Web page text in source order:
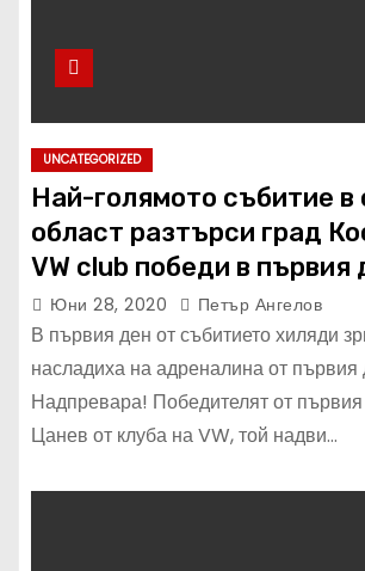
UNCATEGORIZED
Най-голямото събитие в
област разтърси град
VW club победи в първия
Луда Надпревара!
Юни 28, 2020 Петър Ангелов
В първия ден от събитието хиляди
насладиха на адреналина от
Надпревара! Победителят от
Цанев от клуба на VW, той надви…